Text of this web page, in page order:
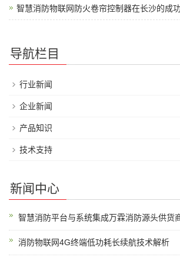
智慧消防物联网防火卷帘控制器在长沙的成
导航栏目
行业新闻
企业新闻
产品知识
技术支持
新闻中心
智慧消防平台与系统集成万霖消防源头供货
消防物联网4G终端低功耗长续航技术解析